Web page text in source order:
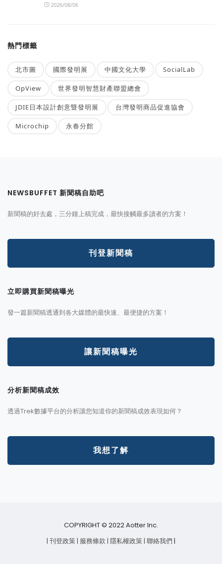
2026/08/06
熱門標籤
北市圖 國際發明展 中國文化大學 SocialLab
OpView 世界發明智慧財產聯盟總會
JDIE日本設計創意暨發明展 台灣發明商品促進協會
Microchip 永春分館
NEWSBUFFET 新聞稿自助吧
新聞稿的好去處，三分鐘上稿完成，最快接觸最多讀者的方案！
刊登新聞稿
立即購買新聞稿曝光
發一篇新聞稿透通到各大媒體的最快速、最便捷的方案！
讓新聞稿曝光
分析新聞稿成效
透過Trek數據平台的分析讓您知道你的新聞稿成效表現如何？
我想了解
COPYRIGHT © 2022 Aotter Inc.
| 刊登政策| 服務條款 | 隱私權政策| 聯絡我們 |